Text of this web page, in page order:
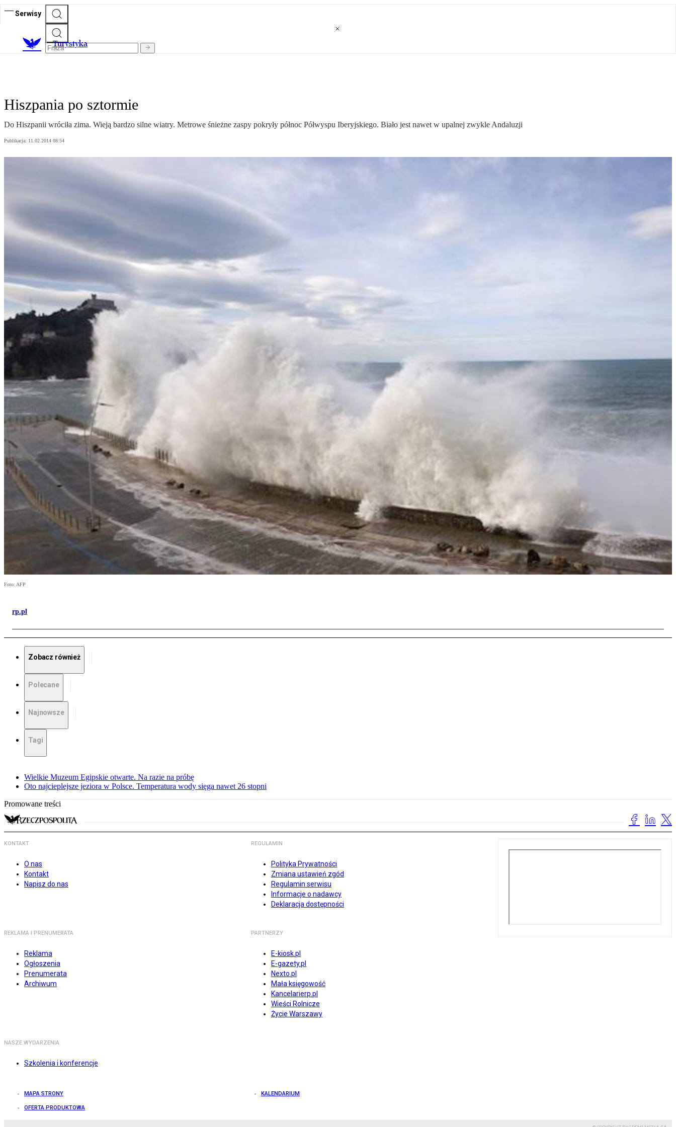
Serwisy
Turystyka
Hiszpania po sztormie
Do Hiszpanii wróciła zima. Wieją bardzo silne wiatry. Metrowe śnieżne zaspy pokryły północ Półwyspu Iberyjskiego. Biało jest nawet w upalnej zwykle Andaluzji
Publikacja: 11.02.2014 08:54
Foto: AFP
rp.pl
Zobacz również
Polecane
Najnowsze
Tagi
Wielkie Muzeum Egipskie otwarte. Na razie na próbę
Oto najcieplejsze jeziora w Polsce. Temperatura wody sięga nawet 26 stopni
Promowane treści
KONTAKT
O nas
Kontakt
Napisz do nas
REGULAMIN
Polityka Prywatności
Zmiana ustawień zgód
Regulamin serwisu
Informacje o nadawcy
Deklaracja dostępności
REKLAMA I PRENUMERATA
Reklama
Ogłoszenia
Prenumerata
Archiwum
PARTNERZY
E-kiosk.pl
E-gazety.pl
Nexto.pl
Mała księgowość
Kancelarierp.pl
Wieści Rolnicze
Życie Warszawy
NASZE WYDARZENIA
Szkolenia i konferencje
MAPA STRONY KALENDARIUM
OFERTA PRODUKTOWA